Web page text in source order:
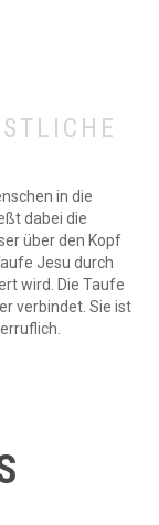
in die
dabei die
über den Kopf
Jesu durch
wird. Die Taufe
verbindet. Sie ist